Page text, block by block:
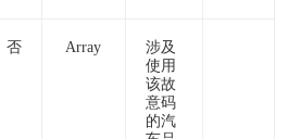
否 Array
涉及
使用
该故
意码
的汽